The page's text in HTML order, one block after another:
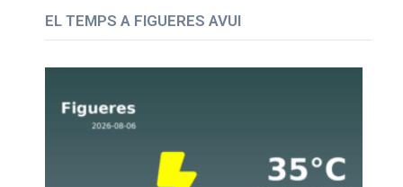
EL TEMPS A FIGUERES AVUI